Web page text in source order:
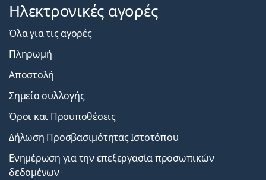
Ηλεκτρονικές αγορές
Όλα για τις αγορές
Πληρωμή
Αποστολή
Σημεία συλλογής
Όροι και Προϋποθέσεις
Δήλωση Προσβασιμότητας Ιστοτόπου
Ενημέρωση για την επεξεργασία προσωπικών
δεδομένων